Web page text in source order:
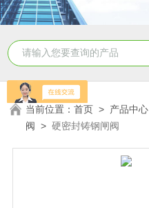
当前位置：首页 > 产品中心
阀 >硬密封铸钢闸阀